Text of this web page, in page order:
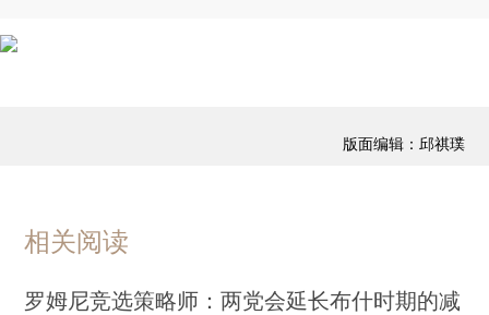
版面编辑：邱祺璞
相关阅读
罗姆尼竞选策略师：两党会延长布什时期的减